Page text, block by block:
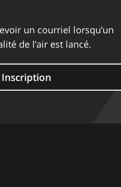
un courriel lorsqu’un
de l’air est lancé.
Inscription